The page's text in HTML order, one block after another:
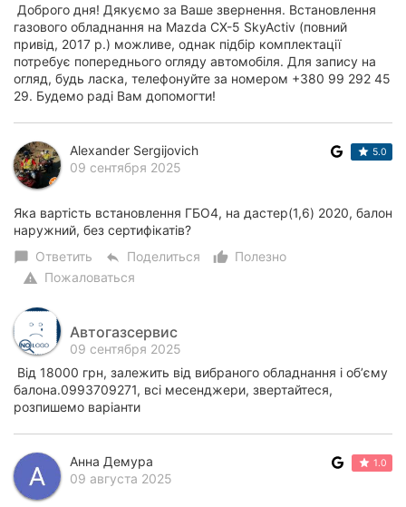
Доброго дня! Дякуємо за Ваше звернення. Встановлення
газового обладнання на Mazda CX-5 SkyActiv (повний
привід, 2017 р.) можливе, однак підбір комплектації
потребує попереднього огляду автомобіля. Для запису на
огляд, будь ласка, телефонуйте за номером +380 99 292 45
29. Будемо раді Вам допомогти!
Alexander Sergijovich
09 сентября 2025
5.0
Яка вартість встановлення ГБО4, на дастер(1,6) 2020, балон
наружний, без сертифікатів?
chat_bubble Ответить reply Поделиться thumb_up_alt
Полезно
warning Пожаловаться
Автогазсервис
09 сентября 2025
Від 18000 грн, залежить від вибраного обладнання і обʼєму
балона.0993709271, всі месенджери, звертайтеся,
розпишемо варіанти
Анна Демура
09 августа 2025
1.0